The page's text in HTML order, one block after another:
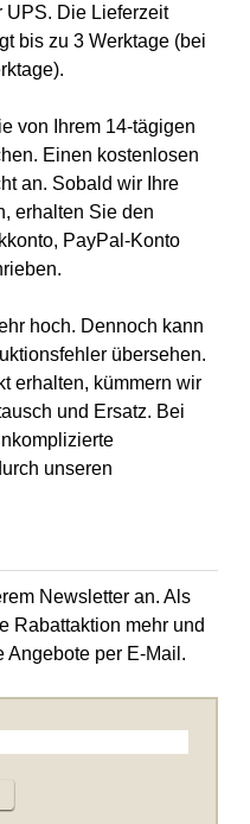
UPS. Die Lieferzeit
bis zu 3 Werktage (bei
von Ihrem 14-tägigen
Einen kostenlosen
an. Sobald wir Ihre
erhalten Sie den
PayPal-Konto
hoch. Dennoch kann
übersehen.
erhalten, kümmern wir
und Ersatz. Bei
unseren
Newsletter an. Als
Rabattaktion mehr und
per E-Mail.